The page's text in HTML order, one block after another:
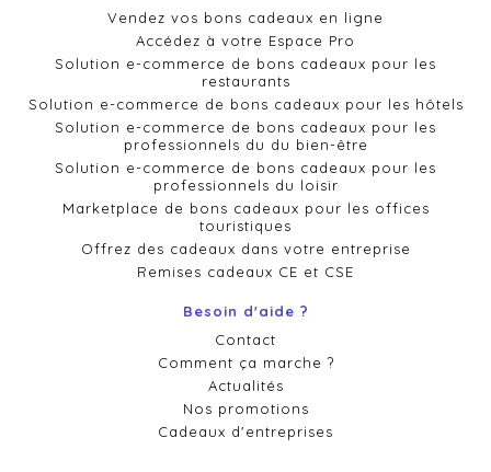
Vendez vos bons cadeaux en ligne
Accédez à votre Espace Pro
Solution e-commerce de bons cadeaux pour les
restaurants
Solution e-commerce de bons cadeaux pour les hôtels
Solution e-commerce de bons cadeaux pour les
professionnels du du bien-être
Solution e-commerce de bons cadeaux pour les
professionnels du loisir
Marketplace de bons cadeaux pour les offices
touristiques
Offrez des cadeaux dans votre entreprise
Remises cadeaux CE et CSE
Besoin d'aide ?
Contact
Comment ça marche ?
Actualités
Nos promotions
Cadeaux d'entreprises